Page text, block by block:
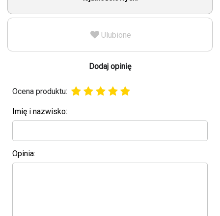
Ulubione
Dodaj opinię
Ocena produktu:
Imię i nazwisko:
Opinia: